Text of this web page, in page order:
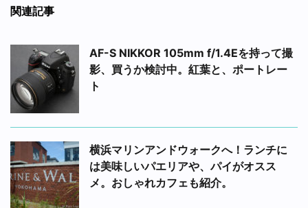
関連記事
AF-S NIKKOR 105mm f/1.4Eを持って撮
影、買うか検討中。紅葉と、ポートレー
ト
横浜マリンアンドウォークへ！ランチに
は美味しいパエリアや、パイがオスス
メ。おしゃれカフェも紹介。